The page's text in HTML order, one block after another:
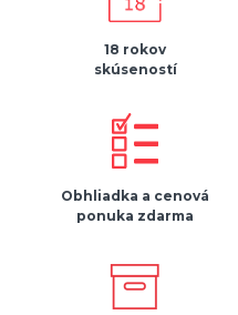
18 rokov
skúseností
Obhliadka a cenová
ponuka zdarma